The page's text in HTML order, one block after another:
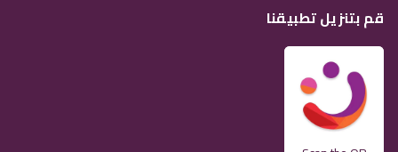
قم بتنزيل تطبيقنا